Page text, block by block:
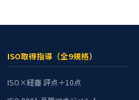
ISO取得指導（全9規格）
ISO×経審 評点＋10点